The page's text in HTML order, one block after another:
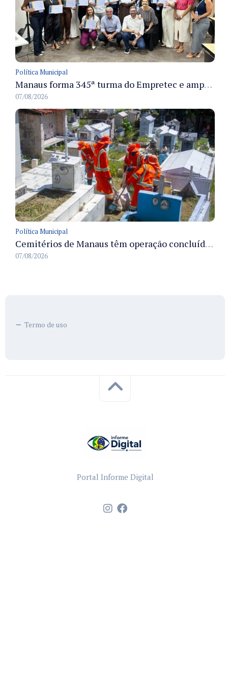
Política Municipal
Manaus forma 345ª turma do Empretec e amplia qualificação de empreendedores na cidade
07/08/2026
Política Municipal
Cemitérios de Manaus têm operação concluída e estrutura pronta para receber famílias no Dia dos Pais
07/08/2026
Termo de uso
Portal Informe Digital